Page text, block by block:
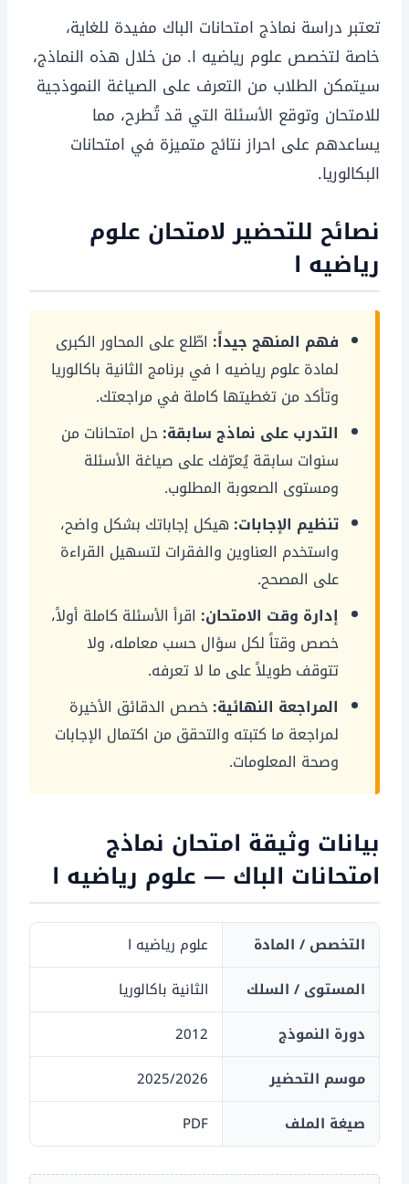
تعتبر دراسة نماذج امتحانات الباك مفيدة للغاية،
خاصة لتخصص علوم رياضيه ا. من خلال هذه النماذج،
سيتمكن الطلاب من التعرف على الصياغة النموذجية
للامتحان وتوقع الأسئلة التي قد تُطرح، مما
يساعدهم على احراز نتائج متميزة في امتحانات
البكالوريا.
نصائح للتحضير لامتحان علوم
رياضيه ا
فهم المنهج جيداً: اطّلع على المحاور الكبرى
لمادة علوم رياضيه ا في برنامج الثانية باكالوريا
وتأكد من تغطيتها كاملة في مراجعتك.
التدرب على نماذج سابقة:حل امتحانات من
سنوات سابقة يُعرّفك على صياغة الأسئلة
ومستوى الصعوبة المطلوب.
تنظيم الإجابات: هيكل إجاباتك بشكل واضح،
واستخدم العناوين والفقرات لتسهيل القراءة
على المصحح.
إدارة وقت الامتحان: اقرأ الأسئلة كاملة أولاً،
خصص وقتاً لكل سؤال حسب معامله، ولا
تتوقف طويلاً على ما لا تعرفه.
المراجعة النهائية:خصص الدقائق الأخيرة
لمراجعة ما كتبته والتحقق من اكتمال الإجابات
وصحة المعلومات.
بيانات وثيقة امتحان نماذج
امتحانات الباك — علوم رياضيه ا
التخصص / المادة
علوم رياضيه ا
المستوى / السلك
الثانية باكالوريا
دورة النموذج
2012
موسم التحضير
2025/2026
صيغة الملف
PDF